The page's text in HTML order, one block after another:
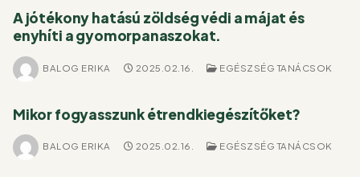
A jótékony hatású zöldség védi a májat és
enyhíti a gyomorpanaszokat.
BALOG ERIKA 2025.02.16. EGÉSZSÉG TANÁCSOK
Mikor fogyasszunk étrendkiegészítőket?
BALOG ERIKA 2025.02.16. EGÉSZSÉG TANÁCSOK